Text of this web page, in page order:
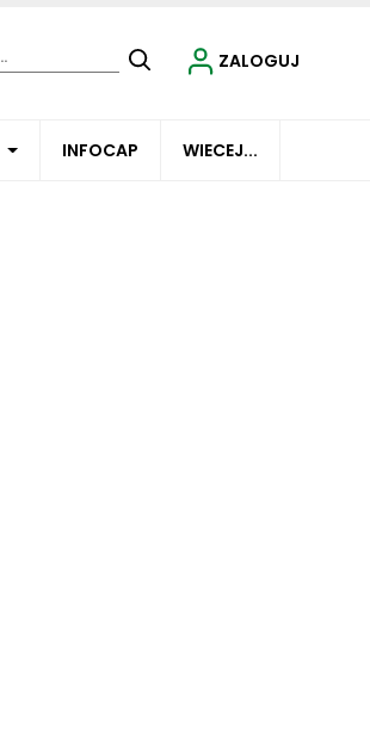
INFOCAP WIECEJ...
ZALOGUJ